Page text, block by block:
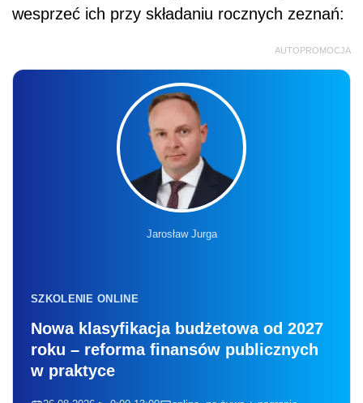
wesprzeć ich przy składaniu rocznych zeznań:
AUTOPROMOCJA
Jarosław Jurga
SZKOLENIE ONLINE
Nowa klasyfikacja budżetowa od 2027
roku – reforma finansów publicznych
w praktyce